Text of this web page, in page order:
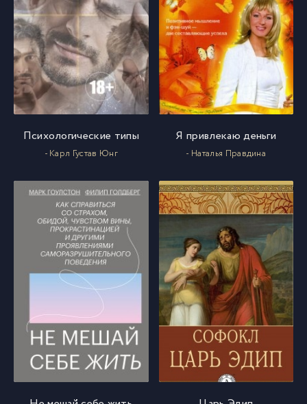
Психологические типы
- Карл Густав Юнг
Я привлекаю деньги
- Наталья Правдина